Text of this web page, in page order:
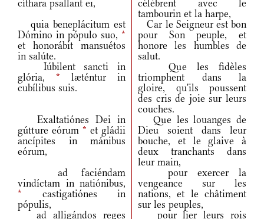
cíthara psallant ei,
célèbrent avec le
tambourin et la harpe,
quia beneplácitum est
Dómino in pópulo suo, *
et honorábit mansuétos
in salúte.
Car le Seigneur est bon
pour Son peuple, et
honore les humbles de
salut.
Iúbilent sancti in
glória, * læténtur in
cubílibus suis.
Que les fidèles
triomphent dans la
gloire, qu'ils poussent
des cris de joie sur leurs
couches.
Exaltatiónes Dei in
gútture eórum * et gládii
ancípites in mánibus
eórum,
Que les louanges de
Dieu soient dans leur
bouche, et le glaive à
deux tranchants dans
leur main,
ad faciéndam
vindíctam in natiónibus,
* castigatiónes in
pópulis,
pour exercer la
vengeance sur les
nations, et le châtiment
sur les peuples,
ad alligándos reges
pour lier leurs rois